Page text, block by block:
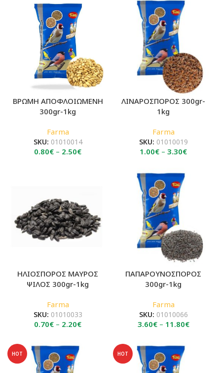
ΒΡΩΜΗ ΑΠΟΦΛΟΙΩΜΕΝΗ
300gr-1kg
Farma
SKU: 01010014
0.80€ – 2.50€Price
ΛΙΝΑΡΟΣΠΟΡΟΣ 300gr-
1kg
Farma
SKU: 01010019
1.00€ – 3.30€Price
ΗΛΙΟΣΠΟΡΟΣ ΜΑΥΡΟΣ
ΨΙΛΟΣ 300gr-1kg
Farma
SKU: 01010033
0.70€ – 2.20€Price
ΠΑΠΑΡΟΥΝΟΣΠΟΡΟΣ
300gr-1kg
Farma
SKU: 01010066
3.60€ – 11.80€Price
HOT HOT